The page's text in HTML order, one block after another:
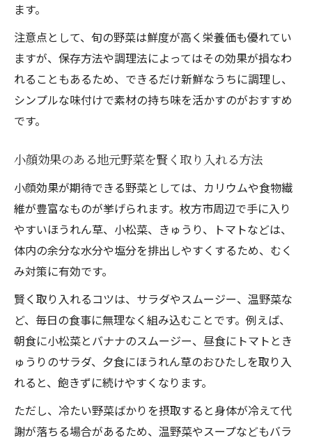
ます。
注意点として、旬の野菜は鮮度が高く栄養価も優れてい
ますが、保存方法や調理法によってはその効果が損なわ
れることもあるため、できるだけ新鮮なうちに調理し、
シンプルな味付けで素材の持ち味を活かすのがおすすめ
です。
小顔効果のある地元野菜を賢く取り入れる方法
小顔効果が期待できる野菜としては、カリウムや食物繊
維が豊富なものが挙げられます。枚方市周辺で手に入り
やすいほうれん草、小松菜、きゅうり、トマトなどは、
体内の余分な水分や塩分を排出しやすくするため、むく
み対策に有効です。
賢く取り入れるコツは、サラダやスムージー、温野菜な
ど、毎日の食事に無理なく組み込むことです。例えば、
朝食に小松菜とバナナのスムージー、昼食にトマトとき
ゅうりのサラダ、夕食にほうれん草のおひたしを取り入
れると、飽きずに続けやすくなります。
ただし、冷たい野菜ばかりを摂取すると身体が冷えて代
謝が落ちる場合があるため、温野菜やスープなどもバラ